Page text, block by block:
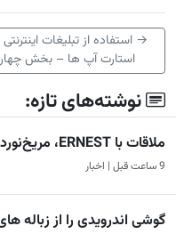
→ استفاده از تبلیغات اینترنتی
استارت آپ ها – بخش
نوشته‌های تازه:
ملاقات با ERNEST، مریخ‌نورد سرسخت نسل آینده ناسا
9 ساعت قبل | اخبار
گوشی اندرویدی را از زباله